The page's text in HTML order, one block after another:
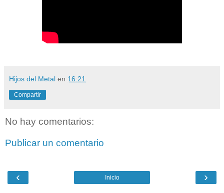
Hijos del Metal en 16:21
Compartir
No hay comentarios:
Publicar un comentario
‹ ›
Inicio